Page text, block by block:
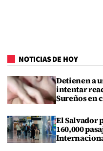
NOTICIAS DE HOY
Detienen a
intentar
Sureños en
El Salvador
160,000